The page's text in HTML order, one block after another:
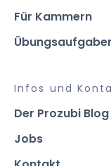
Für Kammern
Infos und
Der Prozubi Blog
Jobs